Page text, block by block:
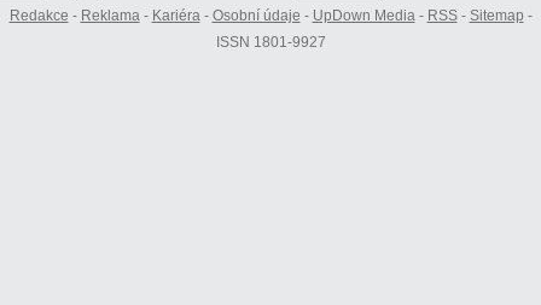
Redakce - Reklama- Kariéra- Osobní údaje - UpDown Media- RSS- Sitemap -
ISSN 1801-9927